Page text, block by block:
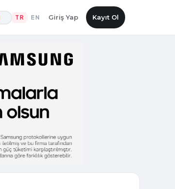
TR EN Giriş Yap Kayıt Ol